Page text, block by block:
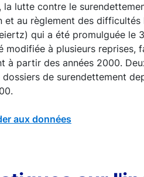
la lutte contre le
et au règlement des
qui a été promulguée le
modifiée à plusieurs reprises,
à partir des années 2000.
de surendettement
aux données